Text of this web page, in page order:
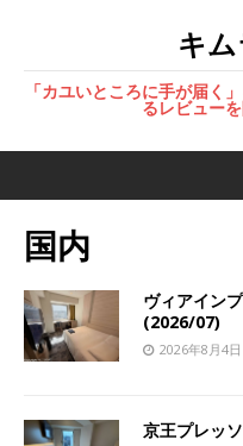
キ
「カユいところに手が届く
るレビュー
国内
ヴィアイン
(2026/07)
2026年8月4日
京王プレッ